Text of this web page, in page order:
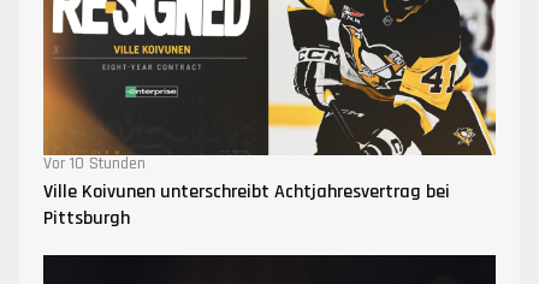
Vor 10 Stunden
Ville Koivunen unterschreibt Achtjahresvertrag bei
Pittsburgh